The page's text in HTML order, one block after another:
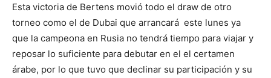
Esta victoria de Bertens movió todo el draw de otro
torneo como el de Dubai que arrancará este lunes ya
que la campeona en Rusia no tendrá tiempo para viajar y
reposar lo suficiente para debutar en el el certamen
árabe, por lo que tuvo que declinar su participación y su